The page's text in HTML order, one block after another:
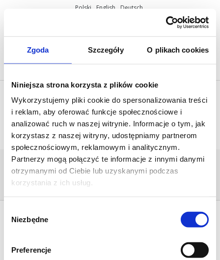
Zgoda Szczegóły O plikach cookies
Niniejsza strona korzysta z plików cookie
Wykorzystujemy pliki cookie do spersonalizowania treści
i reklam, aby oferować funkcje społecznościowe i
analizować ruch w naszej witrynie. Informacje o tym, jak
korzystasz z naszej witryny, udostępniamy partnerom
społecznościowym, reklamowym i analitycznym.
Partnerzy mogą połączyć te informacje z innymi danymi
otrzymanymi od Ciebie lub uzyskanymi podczas
korzystania z ich usług.
zgody
Niezbędne
Preferencje
Polski English Deutsch
+48 61 825 81 11
info@mobilus.pl
MOBILUS_MODULY
Home/[:pl]Produkty - Mobilus[:en]Mobilus ­-
Products[:de]Produkte - Mobilus[:]